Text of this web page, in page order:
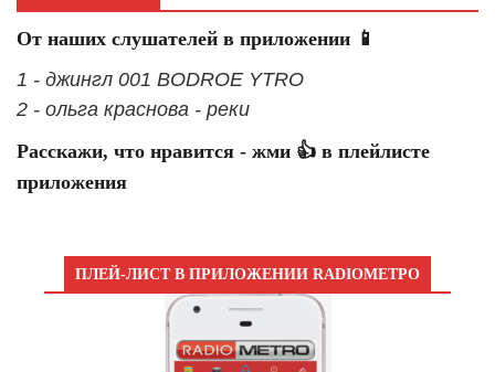
От наших слушателей в приложении 📱
1 - джингл 001 BODROE YTRO
2 - ольга краснова - реки
Расскажи, что нравится - жми 👍 в плейлисте
приложения
ПЛЕЙ-ЛИСТ В ПРИЛОЖЕНИИ RADIOМЕТРО